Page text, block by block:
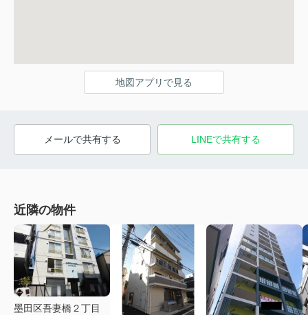
地図アプリで見る
メールで共有する LINEで共有する
近隣の物件
墨田区吾妻橋２丁目